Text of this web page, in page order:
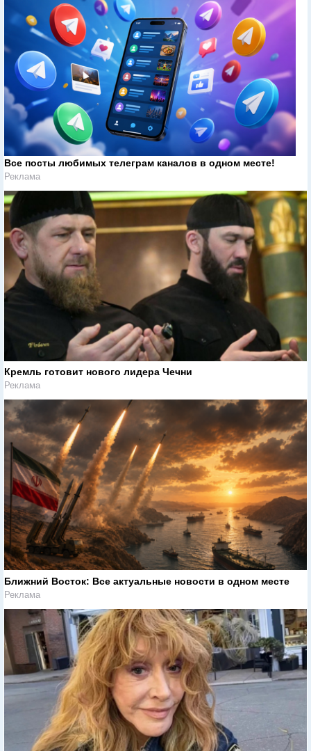
Все посты любимых телеграм каналов в одном месте!
Реклама
Кремль готовит нового лидера Чечни
Реклама
Ближний Восток: Все актуальные новости в одном месте
Реклама